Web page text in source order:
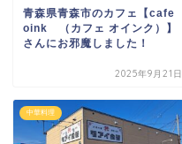
青森県青森市のカフェ【cafe
oink （カフェ オインク）】
さんにお邪魔しました！
2025年9月21日
中華料理